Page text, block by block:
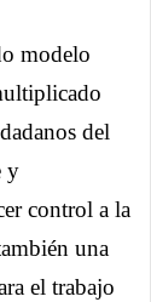
modelo
del
y
control a la
una
el trabajo